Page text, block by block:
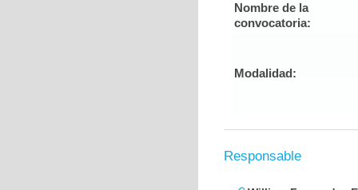
Nombre de la
convocatoria:
Modalidad:
Responsable